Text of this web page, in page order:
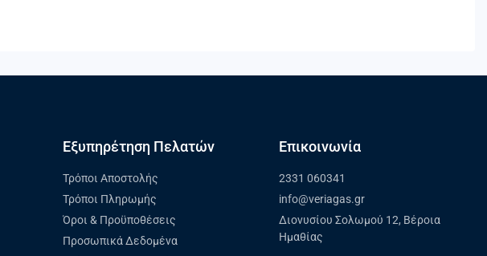
Εξυπηρέτηση Πελατών
Τρόποι Αποστολής
Τρόποι Πληρωμής
Όροι & Προϋποθέσεις
Προσωπικά Δεδομένα
Επικοινωνία
2331 060341
info@veriagas.gr
Διονυσίου Σολωμού 12, Βέροια
Ημαθίας